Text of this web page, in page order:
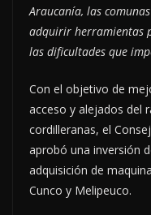
Araucanía, las
adquirir herramientas
las dificultades que
Con el objetivo de
acceso y alejados del
cordilleranas, el
aprobó una inversión
adquisición de
Cunco y Melipeuco.